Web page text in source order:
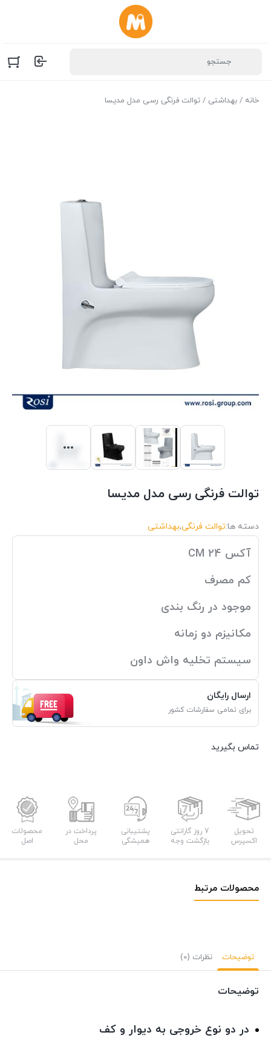
خانه / بهداشتی / توالت فرنگی رسی مدل مدیسا
توالت فرنگی رسی مدل مدیسا
دسته ها:توالت فرنگی,بهداشتی
آکس 24 CM
کم مصرف
موجود در رنگ بندی
مکانیزم دو زمانه
سیستم تخلیه واش داون
ارسال رایگان
برای تمامی سفارشات کشور
تماس بگیرید
تحویل
اکسپرس
7 روز گارانتی
بازگشت وجه
پشتیبانی
همیشگی
پرداخت در
محل
محصولات
اصل
محصولات مرتبط
توضیحات نظرات (0)
توضیحات
در دو نوع خروجی به دیوار و کف